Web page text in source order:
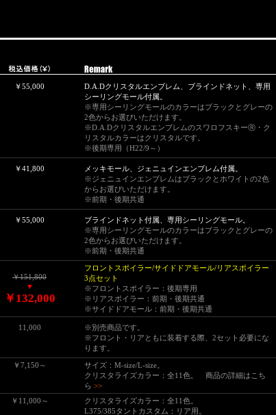
￥55,000
D.A.Dクリスタルエンブレム、ブラインドネット、専用
シーリングモール付属。
※専用シーリングモールのカラーはブラックとグレーの
2色からお選びいただけます。
※D.A.DクリスタルエンブレムのスワロフスキーⓇ・ク
リスタルカラーはクリスタルです。
※後期専用（H22/9～）
￥41,800
メッキモール、ジェニュインエンブレム付属。
※ジェニュインエンブレムはブラックとホワイトの2色
からお選びいただけます。
※前期・後期共通
￥55,000
ブラインドネット付属、専用シーリングモール。
※専用シーリングモールのカラーはブラックとグレーの
2色からお選びいただけます。
※前期・後期共通
￥151,800
▼
￥132,000
フロントスポイラー/サイドドアモール/リアスポイラー
3点セット
※フロントスポイラー：後期専用
※リアスポイラー：前期・後期共通
※サイドドアモール：前期・後期共通
11,000
※別売商品です。
※フロント・リアともに装着する際、2セット必要にな
ります。
￥7,150～
サイズ：M-size/L-size。
クリスタライズカラー：全11色。 商品の詳細はこち
ら >>
￥11,000～
クリスタライズカラー：全11色。
L375/385タントカスタム：リア用。